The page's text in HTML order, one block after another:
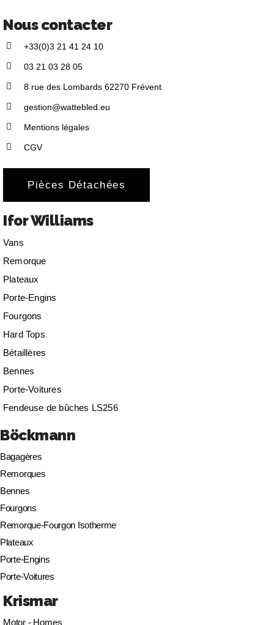
Nous contacter
+33(0)3 21 41 24 10
03 21 03 28 05
8 rue des Lombards 62270 Frévent
gestion@wattebled.eu
Mentions légales
CGV
Pièces Détachées
Ifor Williams
Vans
Remorque
Plateaux
Porte-Engins
Fourgons
Hard Tops
Bétaillères
Bennes
Porte-Voitures
Fendeuse de bûches LS256
Böckmann
Bagagères
Remorques
Bennes
Fourgons
Remorque-Fourgon Isotherme
Plateaux
Porte-Engins
Porte-Voitures
Krismar
Motor - Homes